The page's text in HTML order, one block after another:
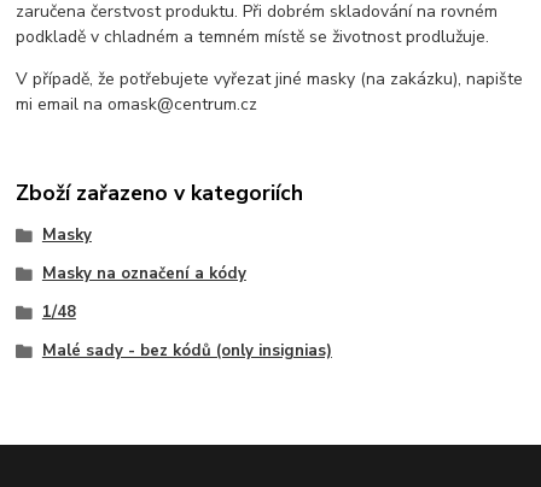
zaručena čerstvost produktu. Při dobrém skladování na rovném
podkladě v chladném a temném místě se životnost prodlužuje.
V případě, že potřebujete vyřezat jiné masky (na zakázku), napište
mi email na omask@centrum.cz
Zboží zařazeno v kategoriích
Masky
Masky na označení a kódy
1/48
Malé sady - bez kódů (only insignias)